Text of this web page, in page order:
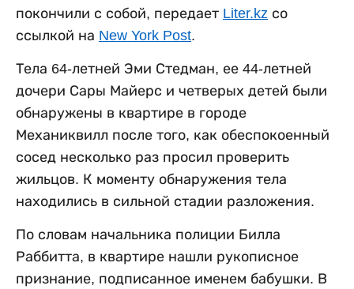
покончили с собой, передает Liter.kz со
ссылкой на New York Post.
Тела 64-летней Эми Стедман, ее 44-летней
дочери Сары Майерс и четверых детей были
обнаружены в квартире в городе
Механиквилл после того, как обеспокоенный
сосед несколько раз просил проверить
жильцов. К моменту обнаружения тела
находились в сильной стадии разложения.
По словам начальника полиции Билла
Раббитта, в квартире нашли рукописное
признание, подписанное именем бабушки. В